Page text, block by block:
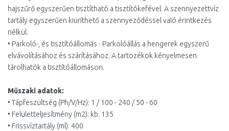
hajszűrő egyszerűen tisztítható a tisztítókefével. A szennyezettvíz
tartály egyszerűen kiüríthető a szennyeződéssel való érintkezés
nélkül.
• Parkoló-, és tisztítóállomás - Parkolóállás a hengerek egyszerű
elvávolításához és szárításához. A tartozékok kényelmesen
tárolhatók a tisztítóállomáson.
Műszaki adatok:
• Tápfeszültség (Ph/V/Hz): 1 / 100 - 240 / 50 - 60
• Felületteljesítmény (m2): kb. 135
• Frissvíztartály (ml): 400